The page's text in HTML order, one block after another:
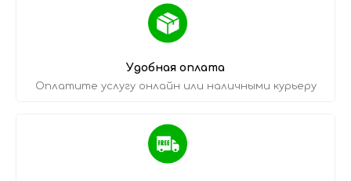
Удобная оплата
Оплатите услугу онлайн или наличными курьеру